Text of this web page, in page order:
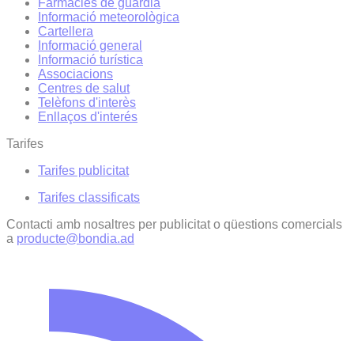
Farmàcies de guàrdia
Informació meteorològica
Cartellera
Informació general
Informació turística
Associacions
Centres de salut
Telèfons d'interès
Enllaços d'interés
Tarifes
Tarifes publicitat
Tarifes classificats
Contacti amb nosaltres per publicitat o qüestions comercials
a producte@bondia.ad